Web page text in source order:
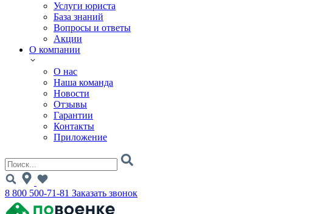
Услуги юриста
База знаний
Вопросы и ответы
Акции
О компании
О нас
Наша команда
Новости
Отзывы
Гарантии
Контакты
Приложение
8 800 500-71-81 Заказать звонок